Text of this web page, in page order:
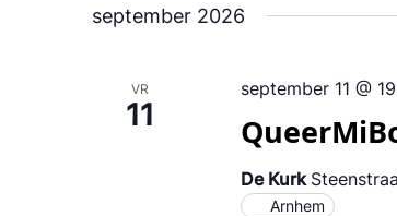
september 2026
VR
11
september 11 @
De Kurk
Arnhem